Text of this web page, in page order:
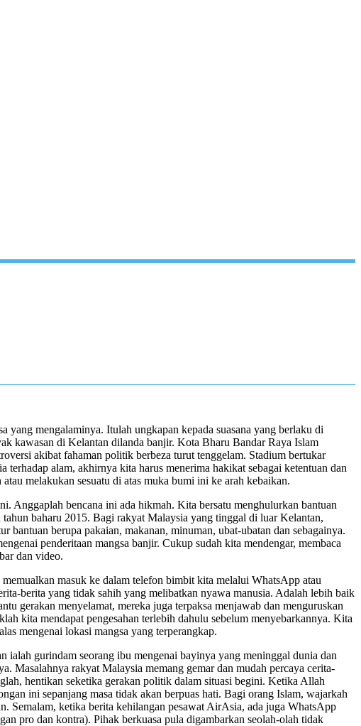
mengalaminya. Itulah ungkapan kepada suasana yang berlaku di
kawasan di Kelantan dilanda banjir. Kota Bharu Bandar Raya Islam
akibat fahaman politik berbeza turut tenggelam. Stadium bertukar
terhadap alam, akhirnya kita harus menerima hakikat sebagai ketentuan dan
melakukan sesuatu di atas muka bumi ini ke arah kebaikan.
Anggaplah bencana ini ada hikmah. Kita bersatu menghulurkan­ bantuan
baharu 2015. Bagi rakyat Malaysia yang tinggal di luar Kelantan,
bantuan berupa pakaian, makanan, minuman, ubat-ubatan dan sebagainya.
penderitaan mangsa banjir. Cukup sudah kita mendengar, membaca
dan video.
memualkan masuk ke dalam telefon bimbit kita melalui WhatsApp atau
berita yang tidak sahih yang melibatkan nyawa manusia. Adalah lebih baik
gerakan menyelamat, mereka juga terpaksa menjawab dan menguruskan
kita mendapat pengesahan terlebih dahulu sebelum menyebarkannya. Kita
mengenai lokasi mangsa yang terperangkap.
ialah gurindam seorang ibu me­ngenai bayinya yang meninggal dunia dan
Masalahnya rakyat Malaysia memang gemar dan mudah percaya cerita-
hentikan seketika gerakan politik dalam situasi begini. Ketika Allah
ini sepanjang masa tidak akan berpuas hati. Bagi orang Islam, wajarkah
Semalam, ketika berita kehilangan pesawat AirAsia, ada juga WhatsApp
pro dan kontra). Pihak berkuasa pula digambarkan seolah-olah tidak